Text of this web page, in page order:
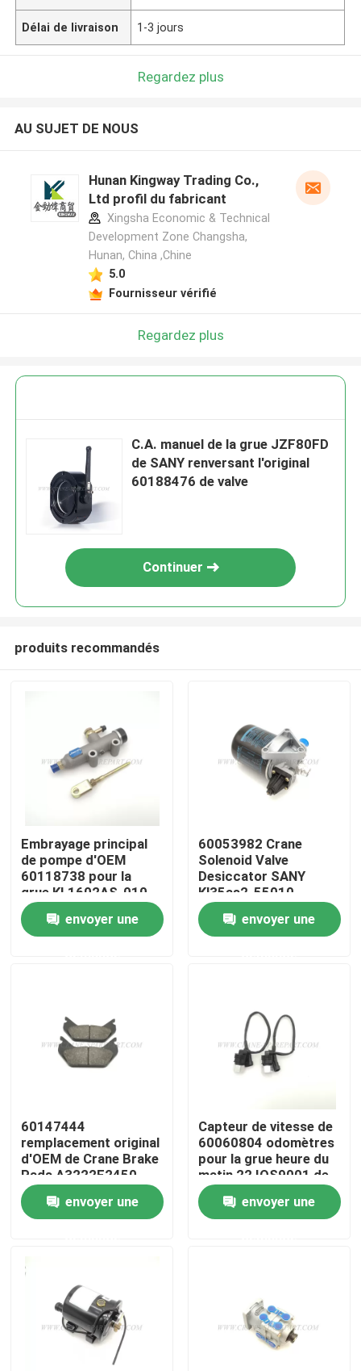
Aperçu
Visite d'usine
Contact
nouvelles
Pièces de rechange de grue
Crane Electrical Parts
Délai de livraison 1-3 jours
Regardez plus
AU SUJET DE NOUS
Hunan Kingway Trading Co.,
Ltd profil du fabricant
Xingsha Economic & Technical
Development Zone Changsha,
Hunan, China ,Chine
5.0
Fournisseur vérifié
Regardez plus
C.A. manuel de la grue JZF80FD
de SANY renversant l'original
60188476 de valve
Continuer
produits recommandés
Embrayage principal
de pompe d'OEM
60118738 pour la
grue KL1602AS-010
de SANY
envoyer une
60053982 Crane
Solenoid Valve
Desiccator SANY
Kl35as2-55010
envoyer une
60147444
remplacement original
d'OEM de Crane Brake
Pads A3222F2450
envoyer une
Capteur de vitesse de
60060804 odomètres
pour la grue heure du
matin 22 IOS9001 de
SANY
envoyer une